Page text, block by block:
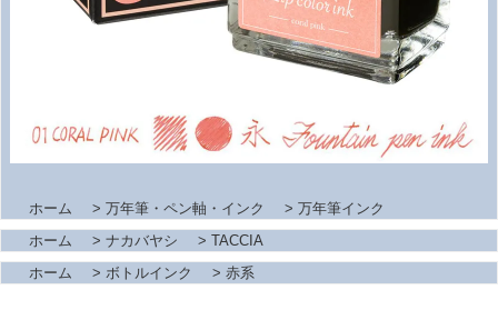
ホーム > 万年筆・ペン軸・インク > 万年筆インク
ホーム
> ナカバヤシ > TACCIA
ホーム
> ボトルインク > 赤系